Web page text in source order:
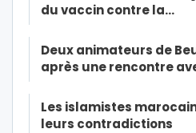
du vaccin contre la…
Deux animateurs de
après une rencontre
Les islamistes
leurs contradictions